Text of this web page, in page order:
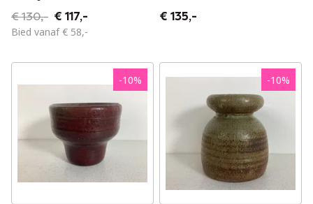
Utrecht & studio
keramiek
€ 130,- € 117,-
Bied vanaf € 58,-
lampvoet,
€ 135,-
-10% -10%